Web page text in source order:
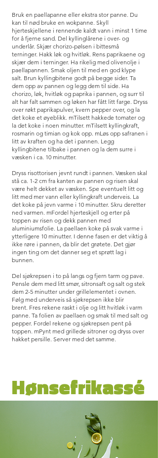
Bruk en paellapanne eller ekstra stor panne. Du
kan til nød bruke en wokpanne. Skyll
hjerteskjellene i rennende kaldt vann i minst 1 time
for å fjerne sand. Del kyllinglårene i over- og
underlår. Skjær chorizo-pølsen i bittesmå
terninger. Hakk løk og hvitløk. Rens paprikaene og
skjær dem i terninger. Ha rikelig med olivenolje i
paellapannen. Smak oljen til med en god klype
salt. Brun kyllingbitene godt på begge sider. Ta
dem opp av pannen og legg dem til side. Ha
chorizo, løk, hvitløk og paprika i pannen, og surr til
alt har falt sammen og løken har fått litt farge. Dryss
over røkt paprikapulver, kvern pepper over, og la
det koke et øyeblikk. mTilsett hakkede tomater og
la det koke i noen minutter. mTilsett kyllingkraft,
rosmarin og timian og kok opp. mLøs opp safranen i
litt av kraften og ha det i pannen. Legg
kyllingbitene tilbake i pannen og la dem surre i
væsken i ca. 10 minutter.
Dryss risottorisen jevnt rundt i pannen. Væsken skal
stå ca. 1-2 cm fra kanten av pannen og risen skal
være helt dekket av væsken. Spe eventuelt litt og
litt med mer vann eller kyllingkraft underveis. La
det koke på jevn varme i 10 minutter. Skru deretter
ned varmen. mFordel hjerteskjell og erter på
toppen av risen og dekk pannen med
aluminiumsfolie. La paellaen koke på svak varme i
ytterligere 10 minutter. I denne fasen er det viktig å
ikke røre i pannen, da blir det grøtete. Det gjør
ingen ting om det danner seg et sprøtt lag i
bunnen.
Del sjøkrepsen i to på langs og fjern tarm og pave.
Pensle dem med litt smør, sitronsaft og salt og stek
dem 2-5 minutter under grillelementet i ovnen.
Følg med underveis så sjøkrepsen ikke blir
brent. Fres rekene raskt i olje og litt hvitløk i varm
panne. Ta folien av paellaen og smak til med salt og
pepper. Fordel rekene og sjøkrepsen pent på
toppen. mPynt med grillede sitroner og dryss over
hakket persille. Server med det samme.
Hønsefrikassé